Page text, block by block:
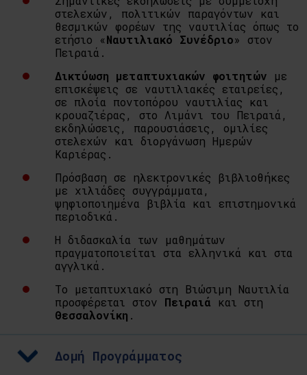
στελεχών, πολιτικών παραγόντων και
θεσμικών φορέων της ναυτιλίας όπως το
ετήσιο «Ναυτιλιακό Συνέδριο» στον
Πειραιά.
Δικτύωση μεταπτυχιακών φοιτητών με
επισκέψεις σε ναυτιλιακές εταιρείες,
σε πλοία ποντοπόρου ναυτιλίας και
κρουαζιέρας, στο Λιμάνι του Πειραιά,
εκδηλώσεις, παρουσιάσεις, ομιλίες
στελεχών και διοργάνωση Ημερών
Καριέρας.
Πρόσβαση σε ηλεκτρονικές βιβλιοθήκες
με χιλιάδες συγγράμματα,
ψηφιοποιημένα βιβλία και επιστημονικά
περιοδικά.
Η διδασκαλία των μαθημάτων
πραγματοποιείται στα ελληνικά και στα
αγγλικά.
Το μεταπτυχιακό στη Βιώσιμη Ναυτιλία
προσφέρεται στον Πειραιά
και στη
Θεσσαλονίκη .
Δομή Προγράμματος